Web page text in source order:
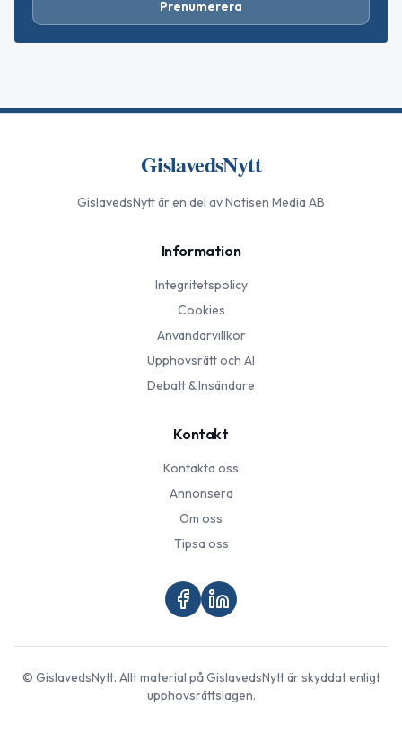
Prenumerera
GislavedsNytt
GislavedsNyttär en del av Notisen Media AB
Information
Integritetspolicy
Cookies
Användarvillkor
Upphovsrätt och AI
Debatt & Insändare
Kontakt
Kontakta oss
Annonsera
Om oss
Tipsa oss
© GislavedsNytt. Allt material påGislavedsNyttär skyddat enligt
upphovsrättslagen.